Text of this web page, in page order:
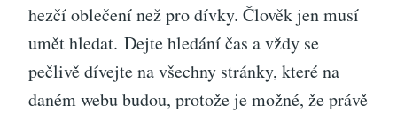
hezčí oblečení než pro dívky. Člověk jen musí
umět hledat. Dejte hledání čas a vždy se
pečlivě dívejte na všechny stránky, které na
daném webu budou, protože je možné, že právě